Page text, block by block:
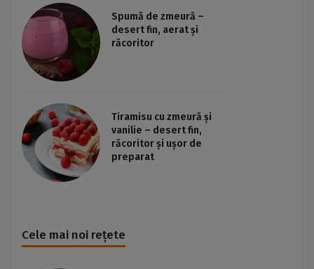
Spumă de zmeură –
desert fin, aerat și
răcoritor
Tiramisu cu zmeură și
vanilie – desert fin,
răcoritor și ușor de
preparat
Cele mai noi rețete